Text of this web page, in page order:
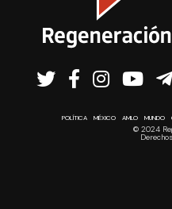
POLÍTICA MÉXICO AMLO MUNDO
© 2024